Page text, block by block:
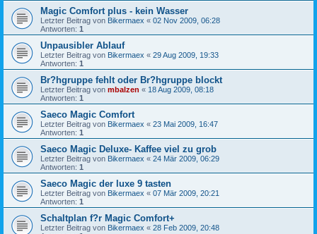
Magic Comfort plus - kein Wasser
Letzter Beitrag von Bikermaex « 02 Nov 2009, 06:28
Antworten: 1
Unpausibler Ablauf
Letzter Beitrag von Bikermaex « 29 Aug 2009, 19:33
Antworten: 1
Br?hgruppe fehlt oder Br?hgruppe blockt
Letzter Beitrag von mbalzen « 18 Aug 2009, 08:18
Antworten: 1
Saeco Magic Comfort
Letzter Beitrag von Bikermaex « 23 Mai 2009, 16:47
Antworten: 1
Saeco Magic Deluxe- Kaffee viel zu grob
Letzter Beitrag von Bikermaex « 24 Mär 2009, 06:29
Antworten: 1
Saeco Magic der luxe 9 tasten
Letzter Beitrag von Bikermaex « 07 Mär 2009, 20:21
Antworten: 1
Schaltplan f?r Magic Comfort+
Letzter Beitrag von Bikermaex « 28 Feb 2009, 20:48